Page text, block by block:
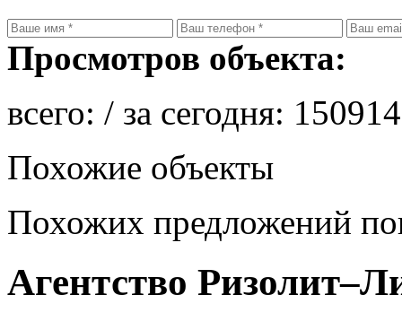
Просмотров объекта:
всего: / за сегодня:
Похожие объекты
Похожих предложений
Агентство